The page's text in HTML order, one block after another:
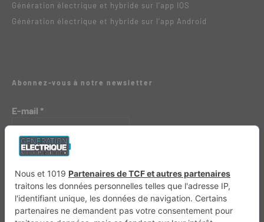
Génération électrique et hybride sur l’app IOS
Génération électrique et hybride sur l’app Android
Abonnez-vous à notre newsletter
E-mail *